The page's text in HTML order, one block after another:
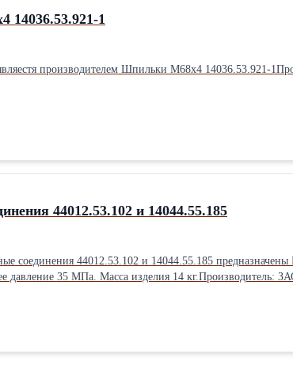
1
производителем Шпильки М68х4 14036.53.921-
44012.53.102 и 14044.55.185
соединения 44012.53.102 и 14044.55.185
давление 35 МПа. Масса изделия 14 кг.Производитель: